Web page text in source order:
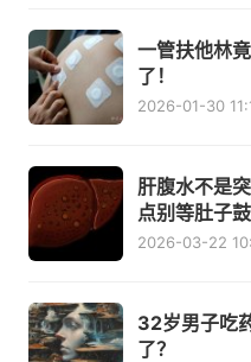
一管扶他林
了！
2026-01-30
肝腹水不是
点别等肚子
2026-03-22
32岁男子吃
了？